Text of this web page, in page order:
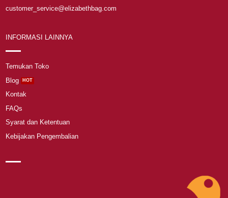
customer_service@elizabethbag.com
INFORMASI LAINNYA
Temukan Toko
Blog
Kontak
FAQs
Syarat dan Ketentuan
Kebijakan Pengembalian